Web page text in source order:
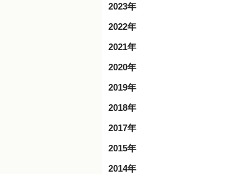
2023年
2022年
2021年
2020年
2019年
2018年
2017年
2015年
2014年